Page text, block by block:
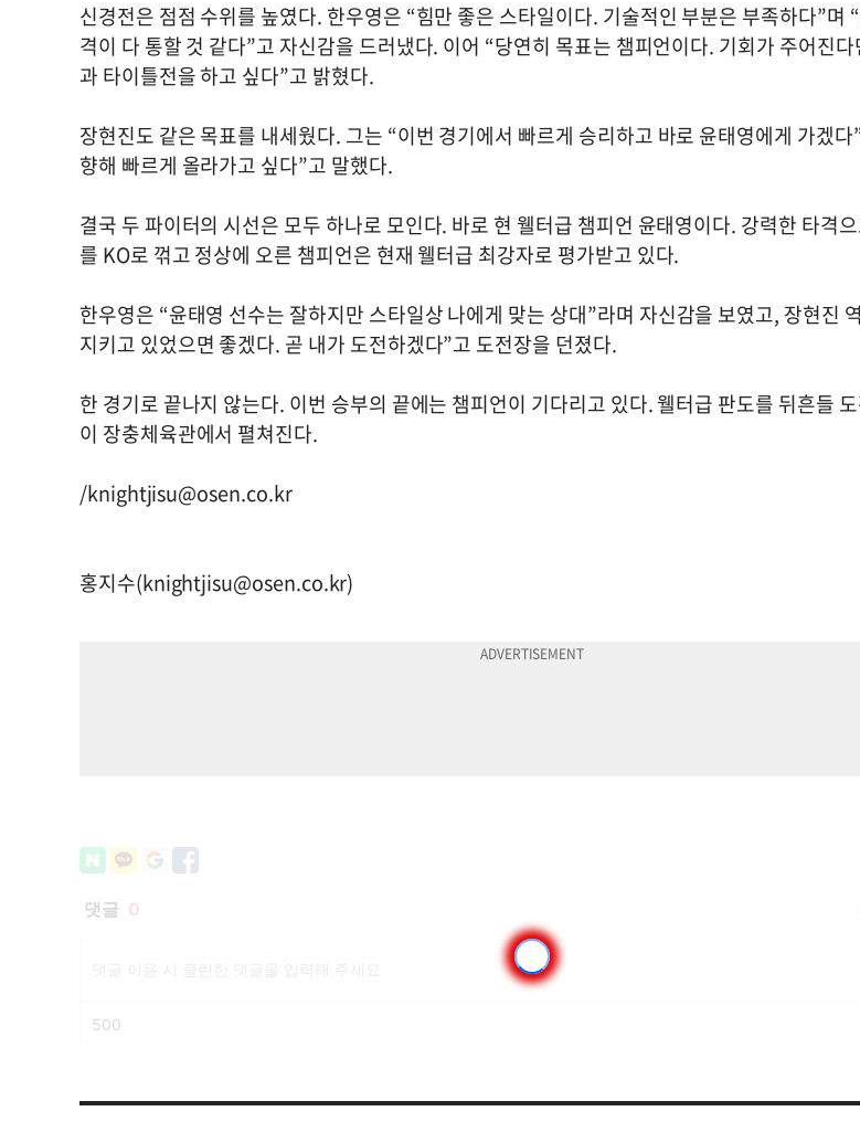
신경전은 점점 수위를 높였다. 한우영은 “힘만 좋은 스타일이다. 기술적인 부분은 부족하다”며
격이 다 통할 것 같다”고 자신감을 드러냈다. 이어 “당연히 목표는 챔피언이다. 기회가 주어진
과 타이틀전을 하고 싶다”고 밝혔다.
장현진도 같은 목표를 내세웠다. 그는 “이번 경기에서 빠르게 승리하고 바로 윤태영에게 가겠다
향해 빠르게 올라가고 싶다”고 말했다.
결국 두 파이터의 시선은 모두 하나로 모인다. 바로 현 웰터급 챔피언 윤태영이다. 강력한 타격
를 KO로 꺾고 정상에 오른 챔피언은 현재 웰터급 최강자로 평가받고 있다.
한우영은 “윤태영 선수는 잘하지만 스타일상 나에게 맞는 상대”라며 자신감을 보였고, 장현진
지키고 있었으면 좋겠다. 곧 내가 도전하겠다”고 도전장을 던졌다.
한 경기로 끝나지 않는다. 이번 승부의 끝에는 챔피언이 기다리고 있다. 웰터급 판도를 뒤흔들
이 장충체육관에서 펼쳐진다.
/knightjisu@osen.co.kr
홍지수(knightjisu@osen.co.kr)